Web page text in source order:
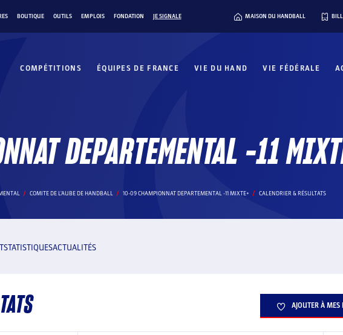
BOUTIQUE OUTILS EMPLOIS FONDATION JE SIGNALE MAISON DU HANDBALL
COMPÉTITIONS ÉQUIPES DE FRANCE VIE DU HAND VIE FÉDÉRALE
DEPARTEMENTAL -11
COMITE DE L'AUBE DE HANDBALL 10-09 CHAMPIONNAT DEPARTEMENTAL -11 MIXTE+ CALENDRIER & RÉSULTATS
STATISTIQUESACTUALITÉS
AJOUTER À MES